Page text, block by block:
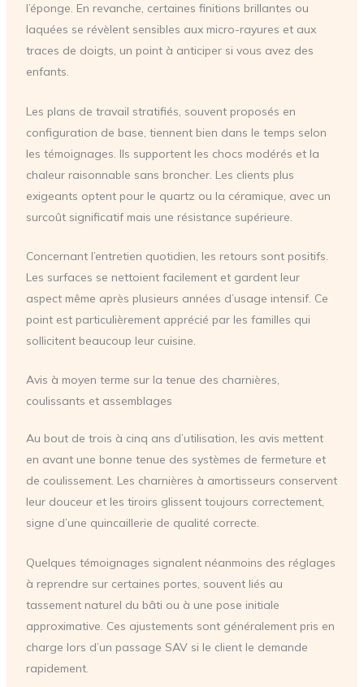
l’éponge. En revanche, certaines finitions brillantes ou
laquées se révèlent sensibles aux micro-rayures et aux
traces de doigts, un point à anticiper si vous avez des
enfants.
Les plans de travail stratifiés, souvent proposés en
configuration de base, tiennent bien dans le temps selon
les témoignages. Ils supportent les chocs modérés et la
chaleur raisonnable sans broncher. Les clients plus
exigeants optent pour le quartz ou la céramique, avec un
surcoût significatif mais une résistance supérieure.
Concernant l’entretien quotidien, les retours sont positifs.
Les surfaces se nettoient facilement et gardent leur
aspect même après plusieurs années d’usage intensif. Ce
point est particulièrement apprécié par les familles qui
sollicitent beaucoup leur cuisine.
Avis à moyen terme sur la tenue des charnières,
coulissants et assemblages
Au bout de trois à cinq ans d’utilisation, les avis mettent
en avant une bonne tenue des systèmes de fermeture et
de coulissement. Les charnières à amortisseurs conservent
leur douceur et les tiroirs glissent toujours correctement,
signe d’une quincaillerie de qualité correcte.
Quelques témoignages signalent néanmoins des réglages
à reprendre sur certaines portes, souvent liés au
tassement naturel du bâti ou à une pose initiale
approximative. Ces ajustements sont généralement pris en
charge lors d’un passage SAV si le client le demande
rapidement.